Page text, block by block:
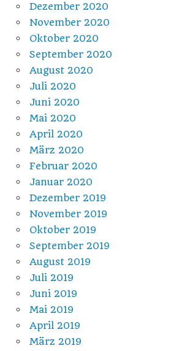
Dezember 2020
November 2020
Oktober 2020
September 2020
August 2020
Juli 2020
Juni 2020
Mai 2020
April 2020
März 2020
Februar 2020
Januar 2020
Dezember 2019
November 2019
Oktober 2019
September 2019
August 2019
Juli 2019
Juni 2019
Mai 2019
April 2019
März 2019